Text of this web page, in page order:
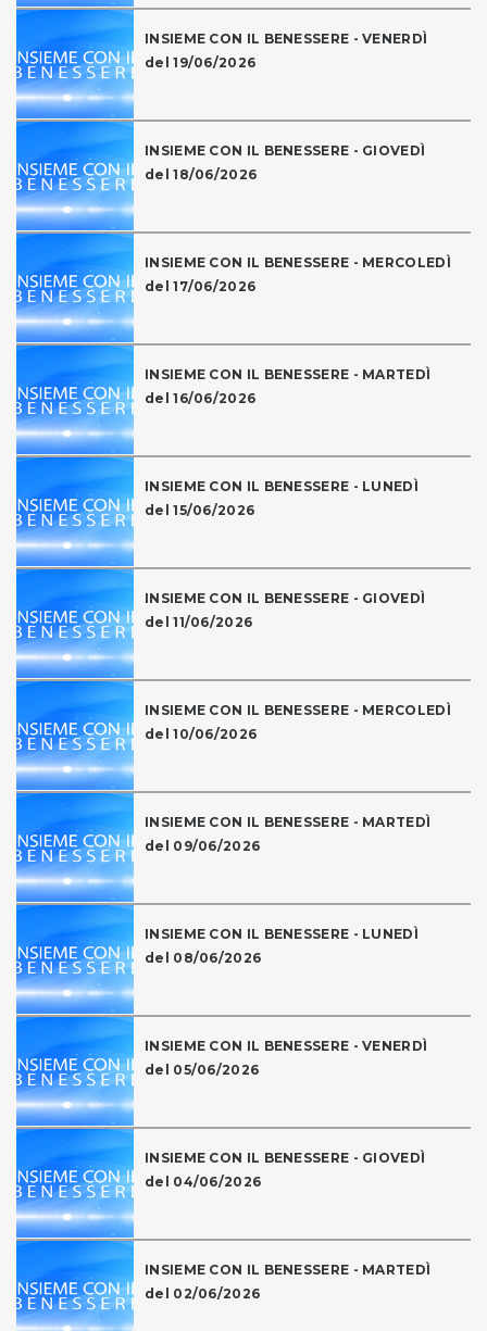
INSIEME CON IL BENESSERE - VENERDÌ
del 19/06/2026
INSIEME CON IL BENESSERE - GIOVEDÌ
del 18/06/2026
INSIEME CON IL BENESSERE - MERCOLEDÌ
del 17/06/2026
INSIEME CON IL BENESSERE - MARTEDÌ
del 16/06/2026
INSIEME CON IL BENESSERE - LUNEDÌ
del 15/06/2026
INSIEME CON IL BENESSERE - GIOVEDÌ
del 11/06/2026
INSIEME CON IL BENESSERE - MERCOLEDÌ
del 10/06/2026
INSIEME CON IL BENESSERE - MARTEDÌ
del 09/06/2026
INSIEME CON IL BENESSERE - LUNEDÌ
del 08/06/2026
INSIEME CON IL BENESSERE - VENERDÌ
del 05/06/2026
INSIEME CON IL BENESSERE - GIOVEDÌ
del 04/06/2026
INSIEME CON IL BENESSERE - MARTEDÌ
del 02/06/2026